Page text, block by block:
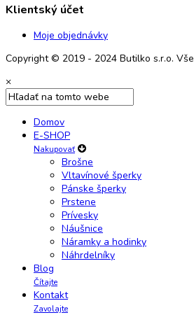
Klientský účet
Moje objednávky
Copyright © 2019 - 2024 Butilko s.r.o.
×
Domov
E-SHOP
Nakupovať
Brošne
Vltavínové šperky
Pánske šperky
Prstene
Prívesky
Náušnice
Náramky a hodinky
Náhrdelníky
Blog
Čítajte
Kontakt
Zavolajte